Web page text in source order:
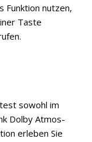
Funktion nutzen,
Taste
sowohl im
Dolby Atmos-
erleben Sie